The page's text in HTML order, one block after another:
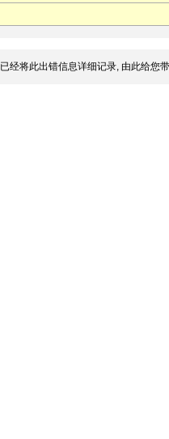
经将此出错信息详细记录, 由此给您